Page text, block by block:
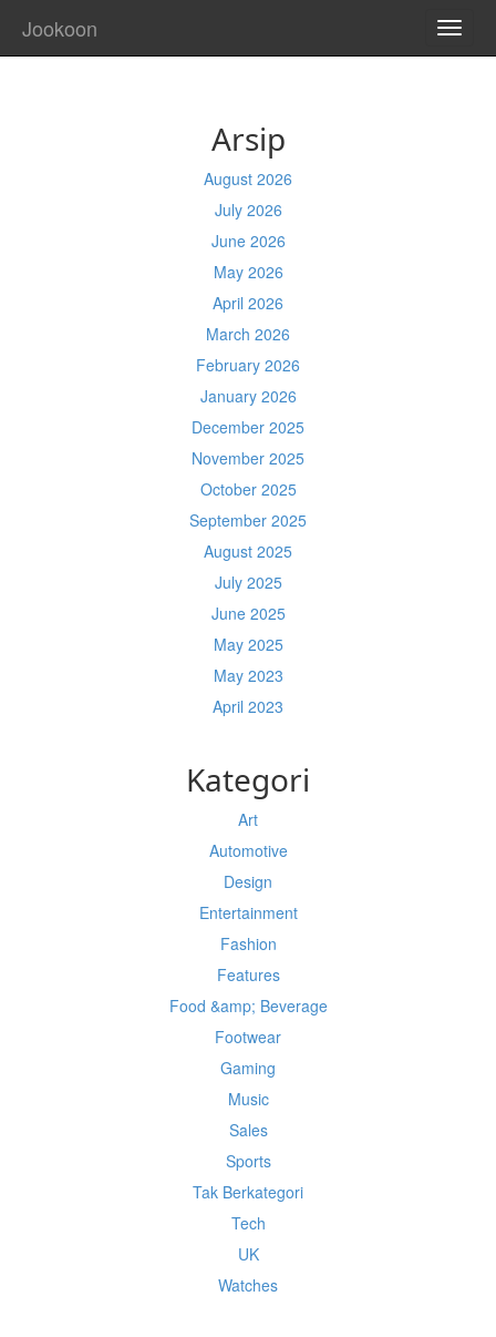
Jookoon
Arsip
August 2026
July 2026
June 2026
May 2026
April 2026
March 2026
February 2026
January 2026
December 2025
November 2025
October 2025
September 2025
August 2025
July 2025
June 2025
May 2025
May 2023
April 2023
Kategori
Art
Automotive
Design
Entertainment
Fashion
Features
Food &amp; Beverage
Footwear
Gaming
Music
Sales
Sports
Tak Berkategori
Tech
UK
Watches